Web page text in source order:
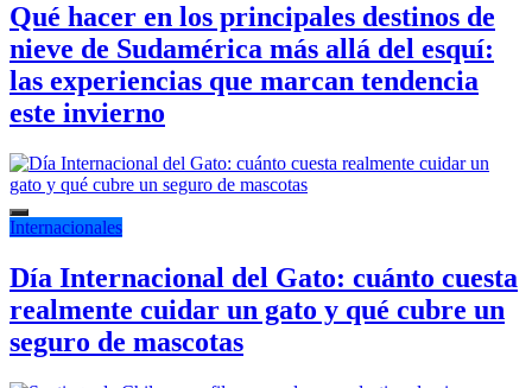
Qué hacer en los principales destinos de
nieve de Sudamérica más allá del esquí:
las experiencias que marcan tendencia
este invierno
Internacionales
Día Internacional del Gato: cuánto cuesta
realmente cuidar un gato y qué cubre un
seguro de mascotas